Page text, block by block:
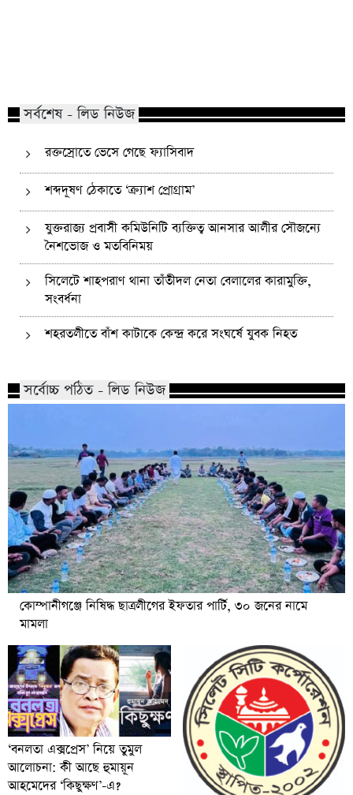
সর্বশেষ - লিড নিউজ
রক্তস্রোতে ভেসে গেছে ফ্যাসিবাদ
শব্দদূষণ ঠেকাতে ‘ক্র্যাশ প্রোগ্রাম’
যুক্তরাজ্য প্রবাসী কমিউনিটি ব্যক্তিত্ব আনসার আলীর সৌজন্যে
নৈশভোজ ও মতবিনিময়
সিলেটে শাহপরাণ থানা তাঁতীদল নেতা বেলালের কারামুক্তি,
সংবর্ধনা
শহরতলীতে বাঁশ কাটাকে কেন্দ্র করে সংঘর্ষে যুবক নিহত
সর্বোচ্চ পঠিত - লিড নিউজ
কোম্পানীগঞ্জে নিষিদ্ধ ছাত্রলীগের ইফতার পার্টি, ৩০ জনের নামে
মামলা
‘বনলতা এক্সপ্রেস’ নিয়ে তুমুল
আলোচনা: কী আছে হুমায়ূন
আহমেদের ‘কিছুক্ষণ’-এ?